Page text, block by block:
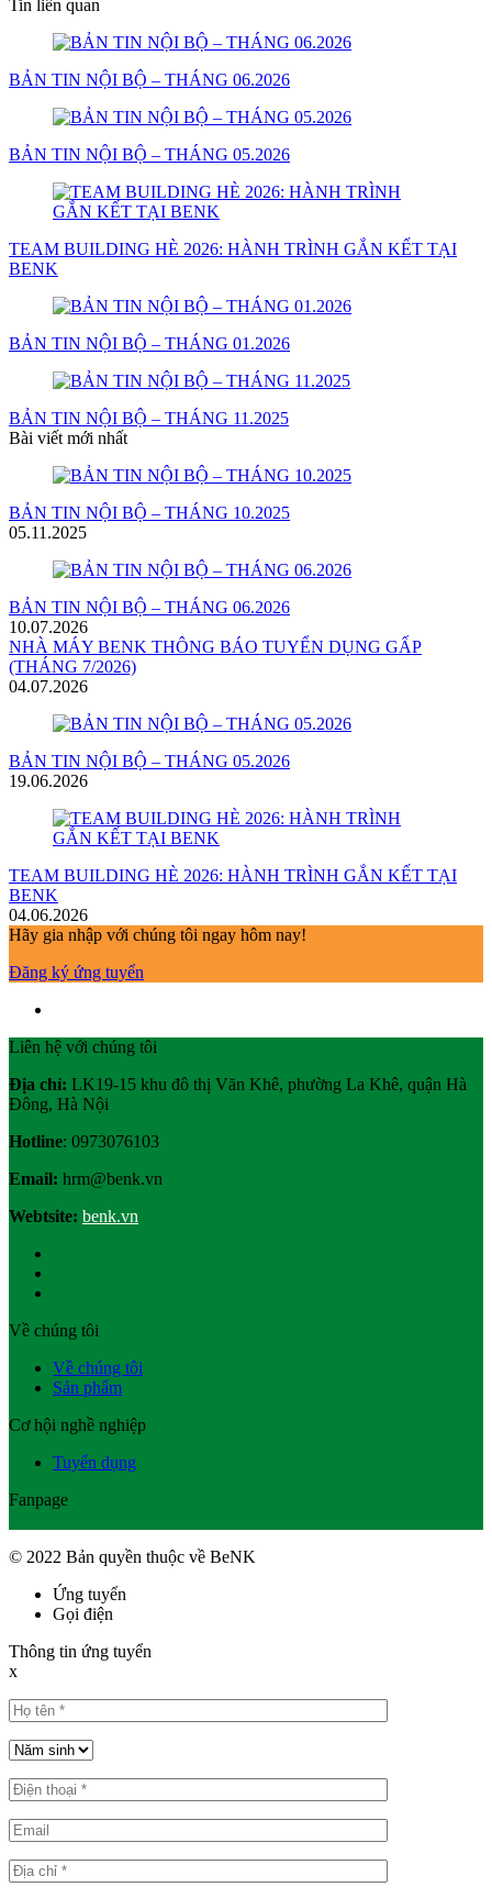
Tin liên quan
BẢN TIN NỘI BỘ – THÁNG 06.2026
BẢN TIN NỘI BỘ – THÁNG 05.2026
TEAM BUILDING HÈ 2026: HÀNH TRÌNH GẮN KẾT TẠI
BENK
BẢN TIN NỘI BỘ – THÁNG 01.2026
BẢN TIN NỘI BỘ – THÁNG 11.2025
Bài viết mới nhất
BẢN TIN NỘI BỘ – THÁNG 10.2025
05.11.2025
BẢN TIN NỘI BỘ – THÁNG 06.2026
10.07.2026
NHÀ MÁY BENK THÔNG BÁO TUYỂN DỤNG GẤP
(THÁNG 7/2026)
04.07.2026
BẢN TIN NỘI BỘ – THÁNG 05.2026
19.06.2026
TEAM BUILDING HÈ 2026: HÀNH TRÌNH GẮN KẾT TẠI
BENK
04.06.2026
Hãy gia nhập với chúng tôi ngay hôm nay!
Đăng ký ứng tuyển
Liên hệ với chúng tôi
Địa chỉ: LK19-15 khu đô thị Văn Khê, phường La Khê, quận Hà
Đông, Hà Nội
Hotline: 0973076103
Email: hrm@benk.vn
Webtsite: benk.vn
Về chúng tôi
Về chúng tôi
Sản phẩm
Cơ hội nghề nghiệp
Tuyển dụng
Fanpage
© 2022 Bản quyền thuộc về BeNK
Ứng tuyển
Gọi điện
Thông tin ứng tuyển
x